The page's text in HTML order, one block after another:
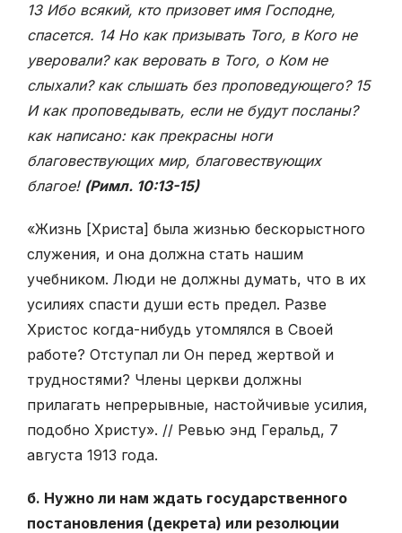
13 Ибо всякий, кто призовет имя Господне,
спасется. 14 Но как призывать Того, в Кого не
уверовали? как веровать в Того, о Ком не
слыхали? как слышать без проповедующего? 15
И как проповедывать, если не будут посланы?
как написано: как прекрасны ноги
благовествующих мир, благовествующих
благое! (Римл. 10:13-15)
«Жизнь [Христа] была жизнью бескорыстного
служения, и она должна стать нашим
учебником. Люди не должны думать, что в их
усилиях спасти души есть предел. Разве
Христос когда-нибудь утомлялся в Своей
работе? Отступал ли Он перед жертвой и
трудностями? Члены церкви должны
прилагать непрерывные, настойчивые усилия,
подобно Христу». // Ревью энд Геральд, 7
августа 1913 года.
б. Нужно ли нам ждать государственного
постановления (декрета) или резолюции